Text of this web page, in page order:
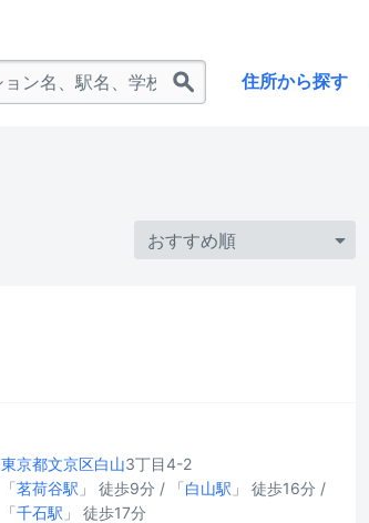
住所から探す
東京都文京区白山3丁目4-2
「茗荷谷駅 」 徒歩9分 / 「白山駅 」 徒歩16分 /
「千石駅 」 徒歩17分